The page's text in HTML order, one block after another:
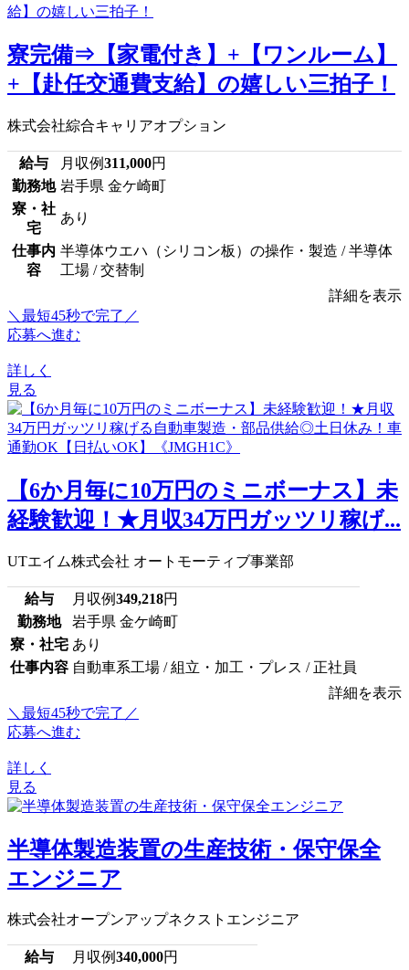
寮完備⇒【家電付き】+【ワンルーム】
+【赴任交通費支給】の嬉しい三拍子！
株式会社綜合キャリアオプション
給与 月収例311,000円
勤務地 岩手県 金ケ崎町
寮・社
宅
あり
仕事内
容
半導体ウエハ（シリコン板）の操作・製造 / 半導体
工場 / 交替制
詳細を表示
＼最短45秒で完了／
応募へ進む
詳しく
見る
【6か月毎に10万円のミニボーナス】未
経験歓迎！★月収34万円ガッツリ稼げ...
UTエイム株式会社 オートモーティブ事業部
給与 月収例349,218円
勤務地
岩手県 金ケ崎町
寮・社宅 あり
仕事内容 自動車系工場 / 組立・加工・プレス / 正社員
詳細を表示
＼最短45秒で完了／
応募へ進む
詳しく
見る
半導体製造装置の生産技術・保守保全
エンジニア
株式会社オープンアップネクストエンジニア
給与 月収例340,000円